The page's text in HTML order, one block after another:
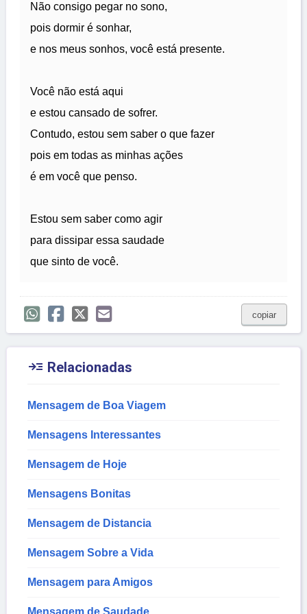
Não consigo pegar no sono,
pois dormir é sonhar,
e nos meus sonhos, você está presente.
Você não está aqui
e estou cansado de sofrer.
Contudo, estou sem saber o que fazer
pois em todas as minhas ações
é em você que penso.
Estou sem saber como agir
para dissipar essa saudade
que sinto de você.
copiar
 Relacionadas
Mensagem de Boa Viagem
Mensagens Interessantes
Mensagem de Hoje
Mensagens Bonitas
Mensagem de Distancia
Mensagem Sobre a Vida
Mensagem para Amigos
Mensagem de Saudade